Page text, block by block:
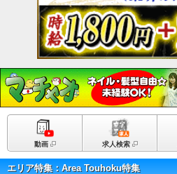
動画 求人検索
エリア特集：Area Touhoku特集